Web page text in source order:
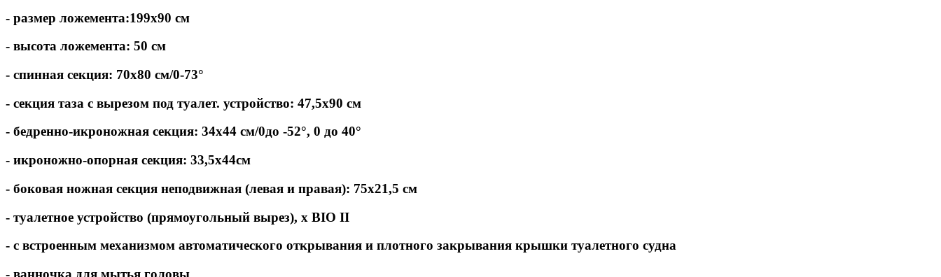
- размер ложемента:199х90 см
- высота ложемента: 50 см
- спинная секция: 70х80 см/0-73°
- секция таза с вырезом под туалет. устройство: 47,5х90 см
- бедренно-икроножная секция: 34х44 см/0до -52°, 0 до 40°
- икроножно-опорная секция: 33,5х44см
- боковая ножная секция неподвижная (левая и правая): 75х21,5 см
- туалетное устройство (прямоугольный вырез), x BIO II
- c встроенным механизмом автоматического открывания и плотного закрывания крышки туалетного судна
- ванночка для мытья головы